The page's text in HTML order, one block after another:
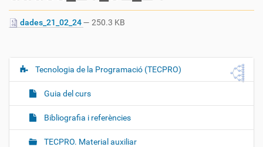
dades_21_02_24— 250.3 KB
N
g
Tecnologia de la Programació (TECPRO)
Guia del curs
Bibliografia i referències
TECPRO. Material auxiliar